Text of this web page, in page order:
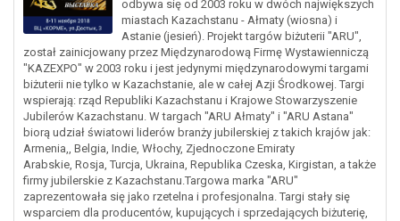
odbywa się od 2003 roku w dwóch największych
miastach Kazachstanu - Ałmaty (wiosna) i
Astanie (jesień). Projekt targów biżuterii "ARU",
został zainicjowany przez Międzynarodową Firmę Wystawienniczą
"KAZEXPO" w 2003 roku i jest jedynymi międzynarodowymi targami
biżuterii nie tylko w Kazachstanie, ale w całej Azji Środkowej. Targi
wspierają: rząd Republiki Kazachstanu i Krajowe Stowarzyszenie
Jubilerów Kazachstanu. W targach "ARU Ałmaty" i "ARU Astana"
biorą udział światowi liderów branży jubilerskiej z takich krajów jak:
Armenia,, Belgia, Indie, Włochy, Zjednoczone Emiraty
Arabskie, Rosja, Turcja, Ukraina, Republika Czeska, Kirgistan, a także
firmy jubilerskie z Kazachstanu.Targowa marka "ARU"
zaprezentowała się jako rzetelna i profesjonalna. Targi stały się
wsparciem dla producentów, kupujących i sprzedających biżuterię,